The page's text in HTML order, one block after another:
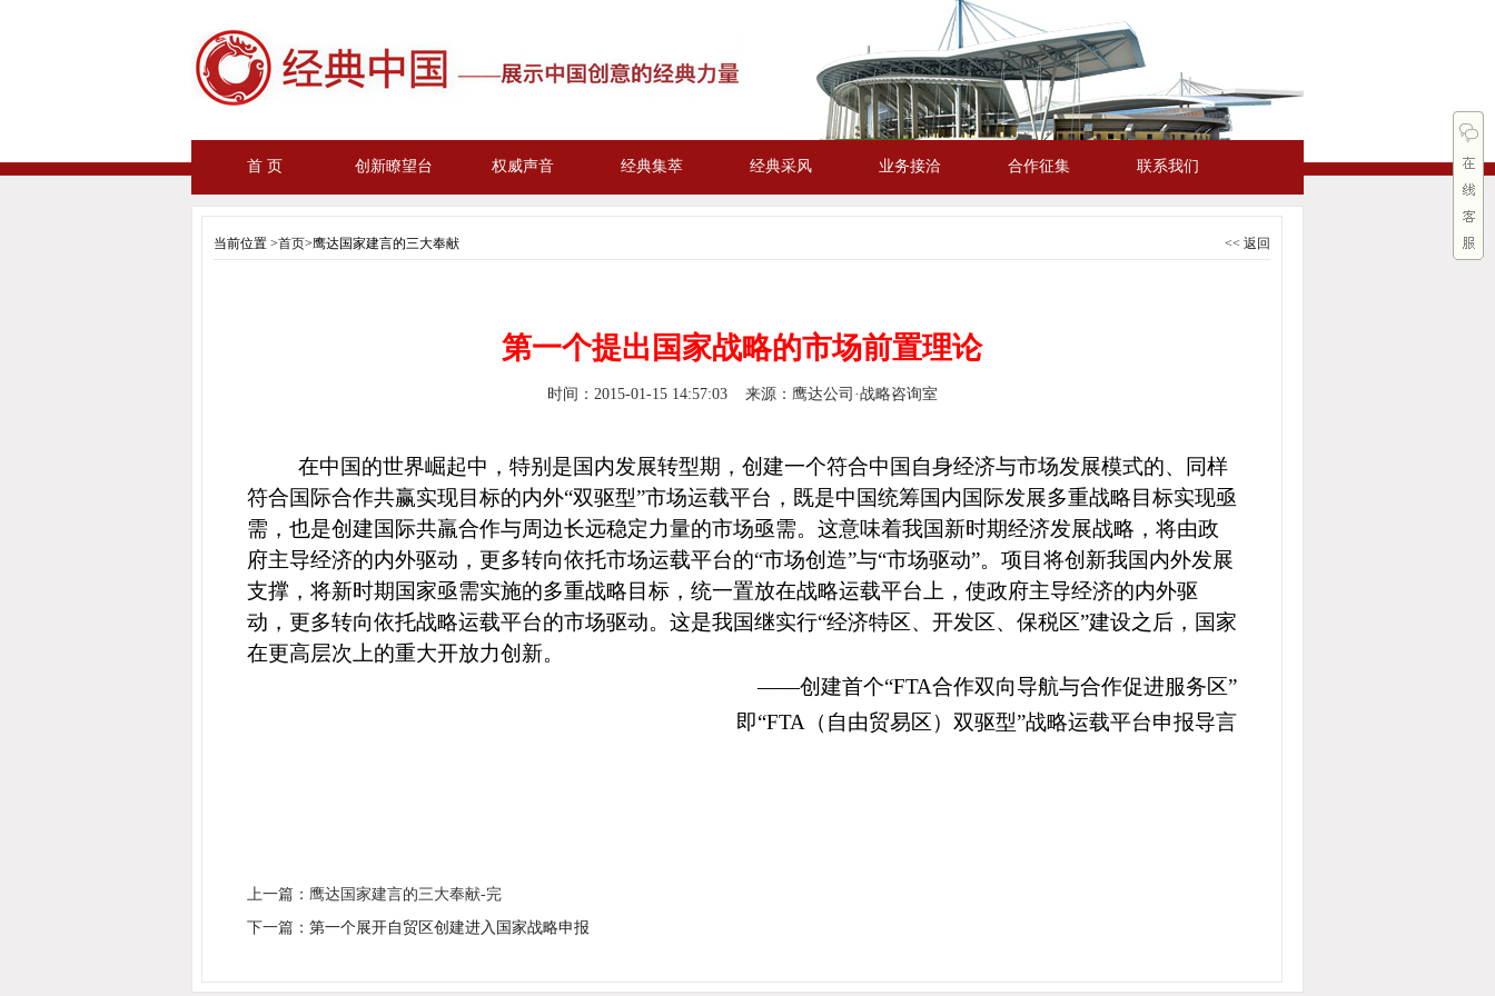
首 页 创新瞭望台 权威声音 经典集萃 经典采风 业务接洽 合作征集 联系我们
当前位置 >首页>鹰达国家建言的三大奉献 << 返回
第一个提出国家战略的市场前置理论
时间： 2015-01-15 14:57:03 来源：鹰达公司·战略咨询室
在中国的世界崛起中，特别是国内发展转型期，创建一个符合中国自身经济与市场发展模式的、同样
符合国际合作共赢实现目标的内外“双驱型”市场运载平台，既是中国统筹国内国际发展多重战略目标实现亟
需，也是创建国际共羸合作与周边长远稳定力量的市场亟需。 这意味着我国新时期经济发展战略，将由政
府主导经济的内外驱动，更多转向依托市场运载平台的“市场创造”与“市场驱动”。项目将创新我国内外发展
支撑，将新时期 国家亟需实施的多重战略目标， 统一置放在战略运载平台上，使政府主导经济的内外驱
动，更多转向依托战略运载平台的市场驱动。 这是我国继实行“经济特区、开发区、保税区”建设之后，国家
在更高层次上的重大开放力创新。
——创建首个“FTA合作双向导航与合作促进服务区”
即“FTA（自由贸易区）双驱型”战略运载平台申报导言
上一篇：鹰达国家建言的三大奉献-完
下一篇： 第一个展开自贸区创建进入国家战略申报